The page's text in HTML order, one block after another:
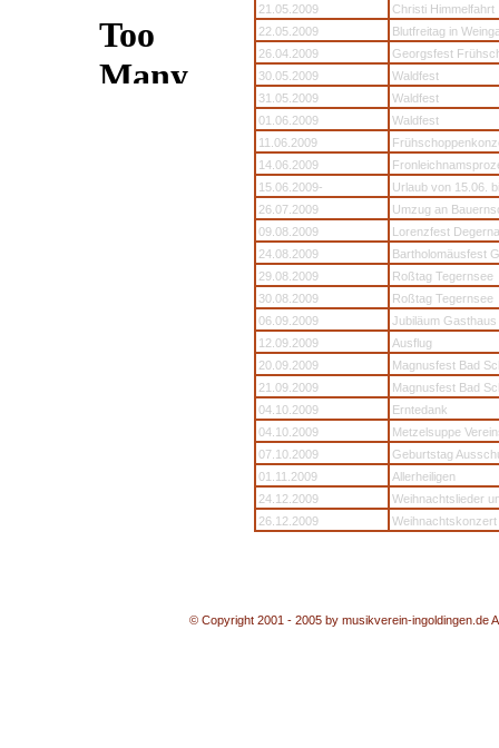
21.05.2009
Christi Himmelfahrt
22.05.2009
Blutfreitag in
26.04.2009
Georgsfest
30.05.2009
Waldfest
31.05.2009
Waldfest
01.06.2009
Waldfest
11.06.2009
14.06.2009
15.06.2009-
Urlaub von 15.06.
26.07.2009
Umzug an
09.08.2009
Lorenzfest
24.08.2009
Bartholomäusfest
29.08.2009
Roßtag Tegernsee
30.08.2009
Roßtag Tegernsee
06.09.2009
Jubiläum
12.09.2009
Ausflug
20.09.2009
Magnusfest Bad
21.09.2009
Magnusfest Bad
04.10.2009
Erntedank
04.10.2009
Metzelsuppe
07.10.2009
Geburtstag
01.11.2009
Allerheiligen
24.12.2009
Weihnachtslieder
26.12.2009
© Copyright 2001 - 2005 by musikverein-ingoldingen.de